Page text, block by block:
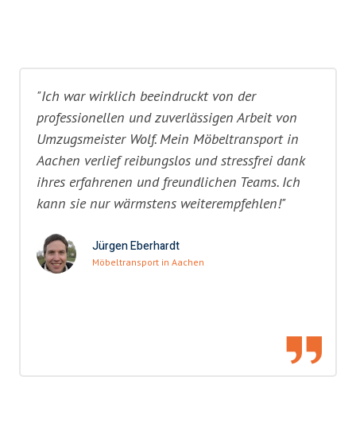
"Ich war wirklich beeindruckt von der
professionellen und zuverlässigen Arbeit von
Umzugsmeister Wolf. Mein Möbeltransport in
Aachen verlief reibungslos und stressfrei dank
ihres erfahrenen und freundlichen Teams. Ich
kann sie nur wärmstens weiterempfehlen!"
Jürgen Eberhardt
Möbeltransport in Aachen